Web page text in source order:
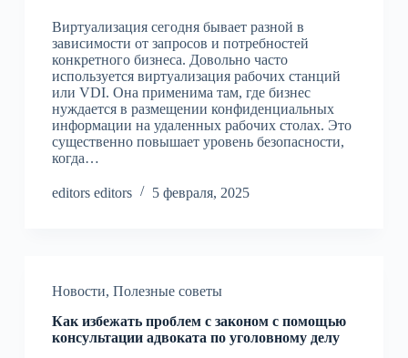
Виртуализация сегодня бывает разной в
зависимости от запросов и потребностей
конкретного бизнеса. Довольно часто
используется виртуализация рабочих станций
или VDI. Она применима там, где бизнес
нуждается в размещении конфиденциальных
информации на удаленных рабочих столах. Это
существенно повышает уровень безопасности,
когда…
editors editors 5 февраля, 2025
Новости, Полезные советы
Как избежать проблем с законом с помощью
консультации адвоката по уголовному делу